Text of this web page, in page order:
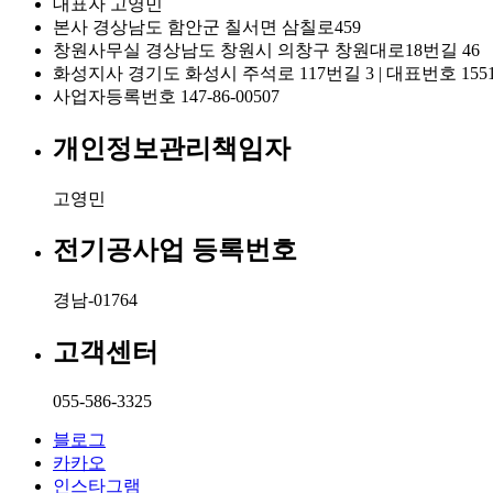
본사 경상남도 함안군 칠서면 삼칠로459
창원사무실 경상남도 창원시 의창구 창원대로18번길 46
화성지사 경기도 화성시 주석로 117번길 3 | 대표번호
사업자등록번호 147-86-00507
개인정보관리책임자
고영민
전기공사업 등록번호
경남-01764
고객센터
055-586-3325
블로그
카카오
인스타그램